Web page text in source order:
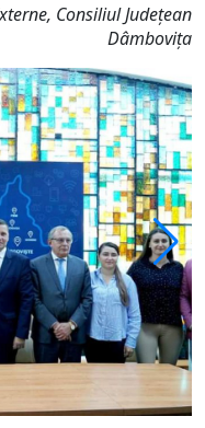
Consiliul Județean
Dâmbovița